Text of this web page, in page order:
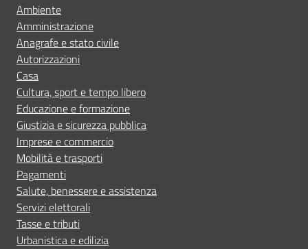
Ambiente
Amministrazione
Anagrafe e stato civile
Autorizzazioni
Casa
Cultura, sport e tempo libero
Educazione e formazione
Giustizia e sicurezza pubblica
Imprese e commercio
Mobilità e trasporti
Pagamenti
Salute, benessere e assistenza
Servizi elettorali
Tasse e tributi
Urbanistica e edilizia